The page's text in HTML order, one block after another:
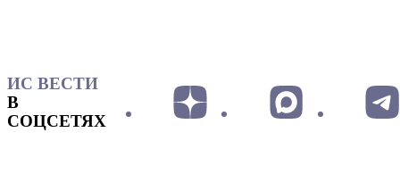
ИС ВЕСТИ
В
СОЦСЕТЯХ